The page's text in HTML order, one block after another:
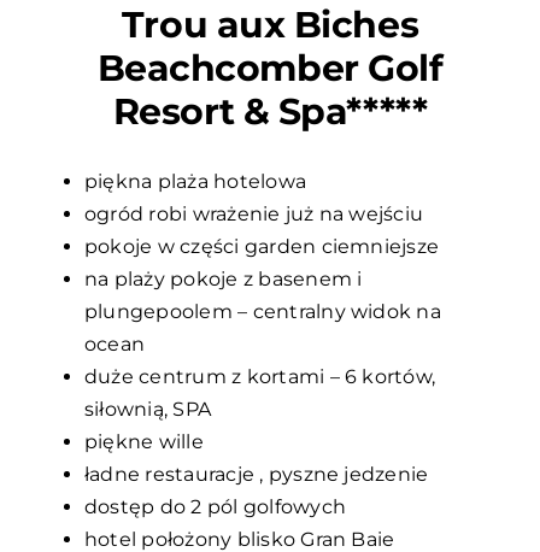
Trou aux Biches
Beachcomber Golf
Resort & Spa*****
piękna plaża hotelowa
ogród robi wrażenie już na wejściu
pokoje w części garden ciemniejsze
na plaży pokoje z basenem i
plungepoolem – centralny widok na
ocean
duże centrum z kortami – 6 kortów,
siłownią, SPA
piękne wille
ładne restauracje , pyszne jedzenie
dostęp do 2 pól golfowych
hotel położony blisko Gran Baie